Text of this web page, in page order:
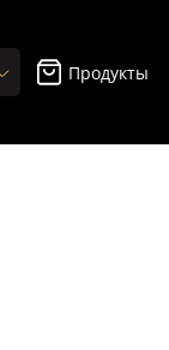
Продукты